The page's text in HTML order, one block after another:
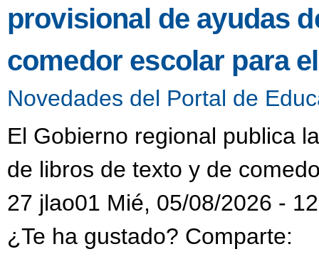
provisional de ayudas
comedor escolar para
Novedades del Portal de
El Gobierno regional publica
de libros de texto y de
27 jlao01 Mié, 05/08/2026 -
¿Te ha gustado? Comparte: